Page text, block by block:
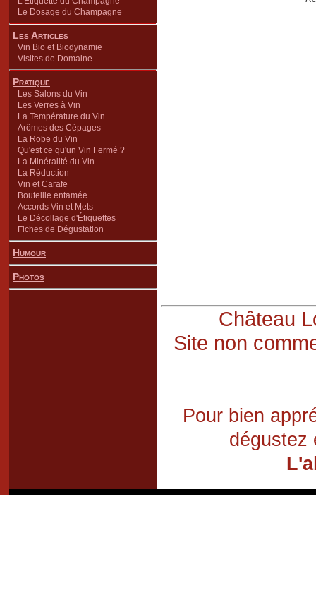
Le Dosage du Champagne
Les Articles
Vin Bio et Biodynamie
Visites de Domaine
Pratique
Les Salons du Vin
Les Verres à Vin
La Température du Vin
Arômes des Cépages
La Robe du Vin
Qu'est ce qu'un Vin Fermé ?
La Minéralité du Vin
La Réduction
Vin et Carafe
Bouteille entamée
Accords Vin et Mets
Le Décollage d'Étiquettes
Fiches de Dégustation
Humour
Photos
Château
Site non
Pour bien
dégustez